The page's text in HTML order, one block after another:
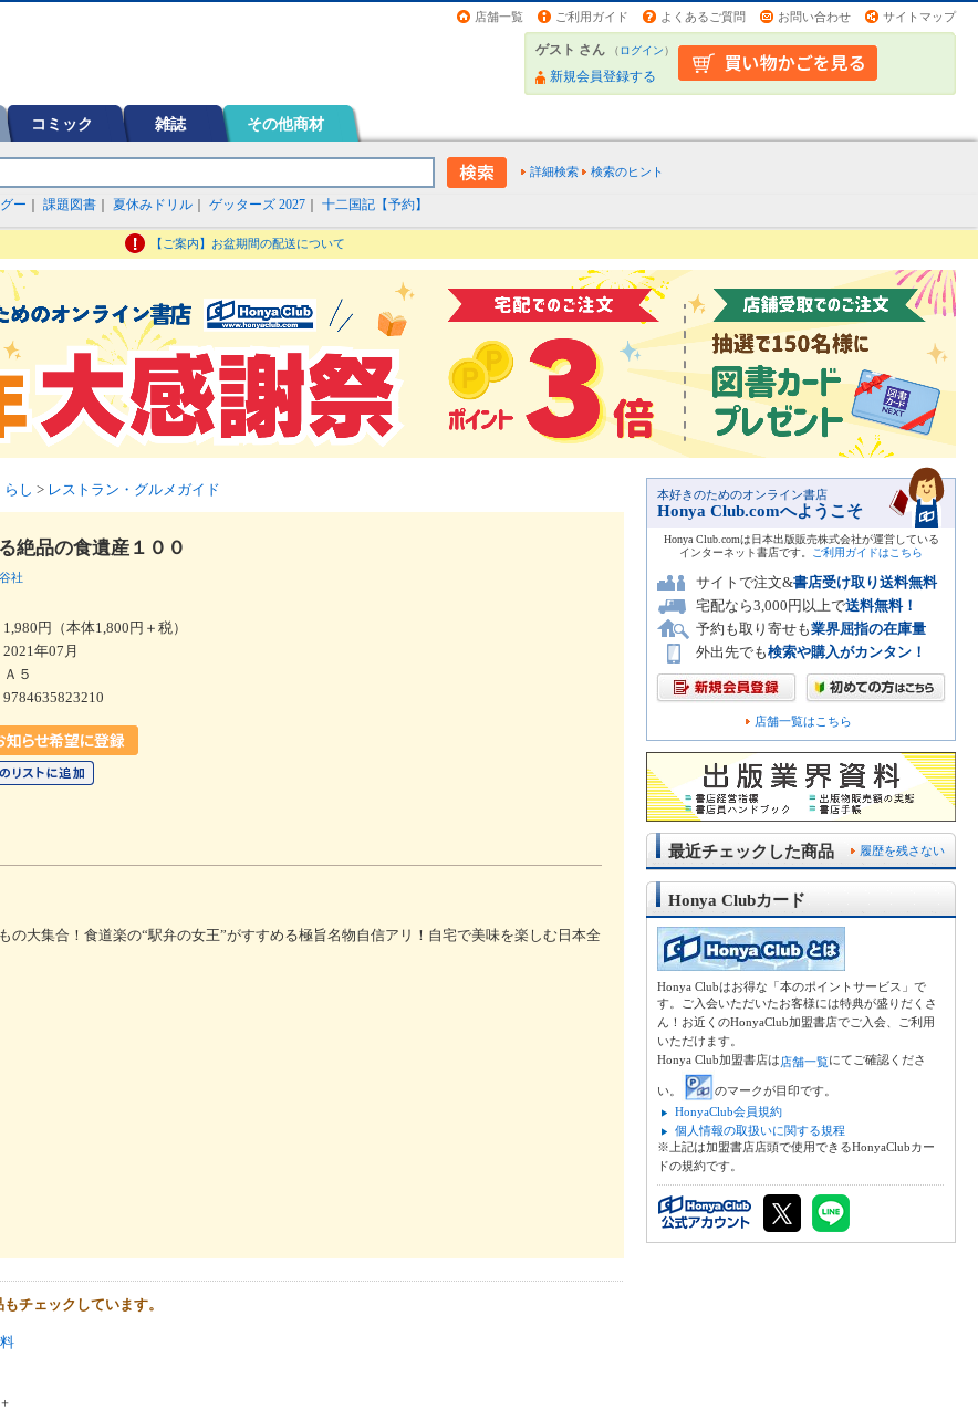
店舗一覧 ご利用ガイド よくあるご質問 お問い合わせ サイトマップ
ゲスト さん （ログイン）
新規会員登録する
コミック 雑誌 その他商材
詳細検索 検索のヒント
ー 課題図書 夏休みドリル ゲッターズ 2027 十二国記【予約】
【ご案内】お盆期間の配送について
らし > レストラン・グルメガイド
絶品の食遺産１００
社
1,980円（本体1,800円＋税）
2021年07月
Ａ５
9784635823210
の大集合！食道楽の“駅弁の女王”がすすめる極旨名物自信アリ！自宅で美味を楽しむ日本全
チェックしています。
本好きのためのオンライン書店
Honya Club.comへようこそ
Honya Club.comは日本出版販売株式会社が運営している
インターネット書店です。
ご利用ガイドはこちら
サイトで注文&書店受け取り送料無料
宅配なら3,000円以上で送料無料！
予約も取り寄せも業界屈指の在庫量
外出先でも検索や購入がカンタン！
店舗一覧はこちら
履歴を残さない
最近チェックした商品
Honya Clubカード
Honya Clubはお得な「本のポイントサービス」で
す。ご入会いただいたお客様には特典が盛りだくさ
ん！お近くのHonyaClub加盟書店でご入会、ご利用
いただけます。
Honya Club加盟書店は店舗一覧にてご確認くださ
い。
のマークが目印です。
HonyaClub会員規約
個人情報の取扱いに関する規程
※上記は加盟書店店頭で使用できるHonyaClubカー
ドの規約です。